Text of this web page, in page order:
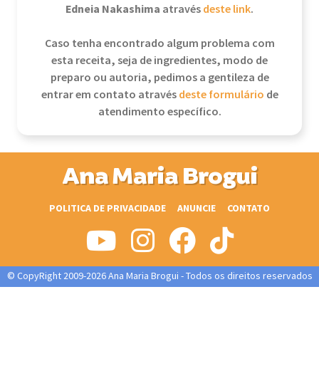
Edneia Nakashima atravésdeste link.
Caso tenha encontrado algum problema com
esta receita, seja de ingredientes, modo de
preparo ou autoria, pedimos a gentileza de
entrar em contato atravésdeste formulário de
atendimento específico.
Ana Maria Brogui
POLITICA DE PRIVACIDADE ANUNCIE CONTATO
© CopyRight 2009-2026 Ana Maria Brogui - Todos os direitos reservados